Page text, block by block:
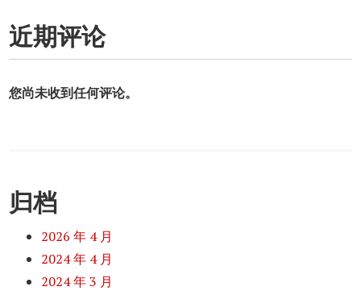
近期评论
您尚未收到任何评论。
归档
2026 年 4 月
2024 年 4 月
2024 年 3 月